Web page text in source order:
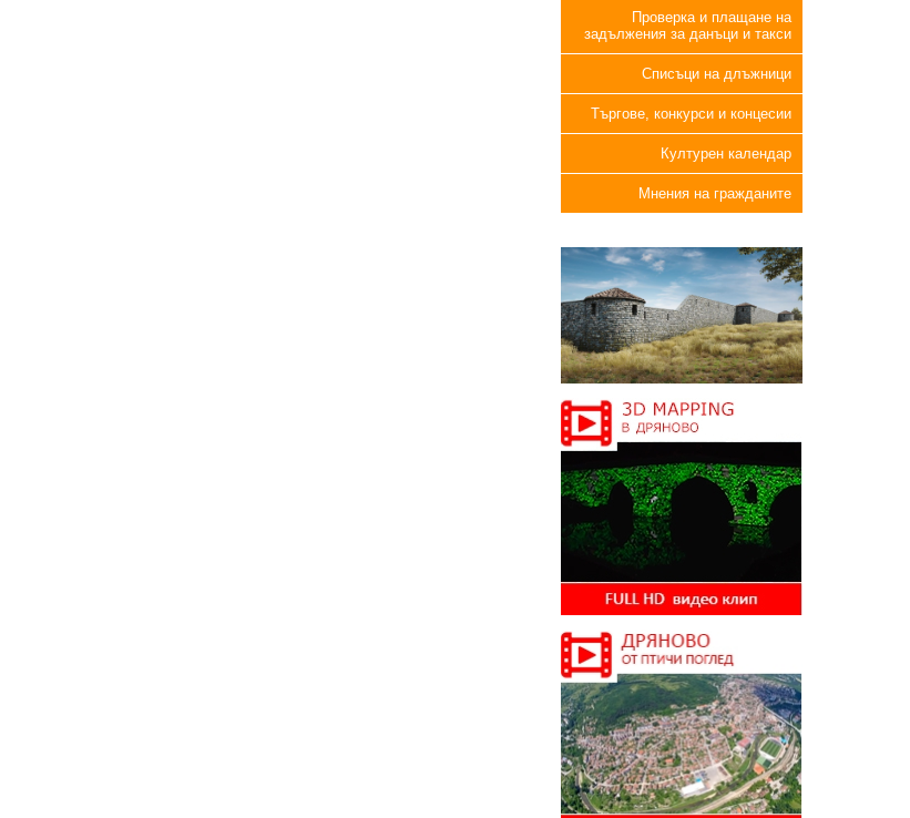
Проверка и плащане на
задължения за данъци и такси
Списъци на длъжници
Търгове, конкурси и концесии
Културен календар
Мнения на гражданите